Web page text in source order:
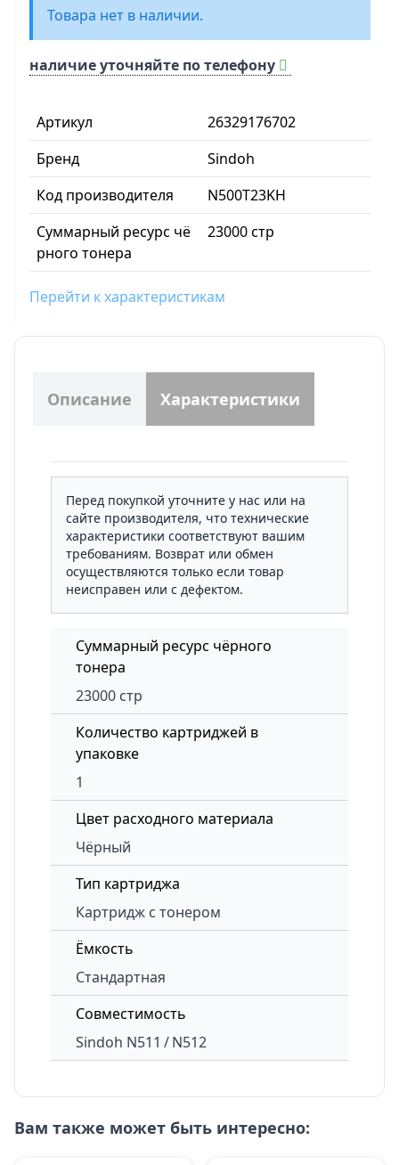
Артикул
26329176702
Бренд
Sindoh
Код производителя
N500T23KH
Суммарный ресурс чё
рного тонера
23000 стр
Перейти к характеристикам
Товара нет в наличии.
наличие уточняйте по телефону
Описание Характеристики
Перед покупкой уточните у нас или на
сайте производителя, что технические
характеристики соответствуют вашим
требованиям. Возврат или обмен
осуществляются только если товар
неисправен или с дефектом.
Суммарный ресурс чёрного
тонера
23000 стр
Количество картриджей в
упаковке
1
Цвет расходного материала
Чёрный
Тип картриджа
Картридж с тонером
Ёмкость
Стандартная
Совместимость
Sindoh N511 / N512
Вам также может быть интересно: